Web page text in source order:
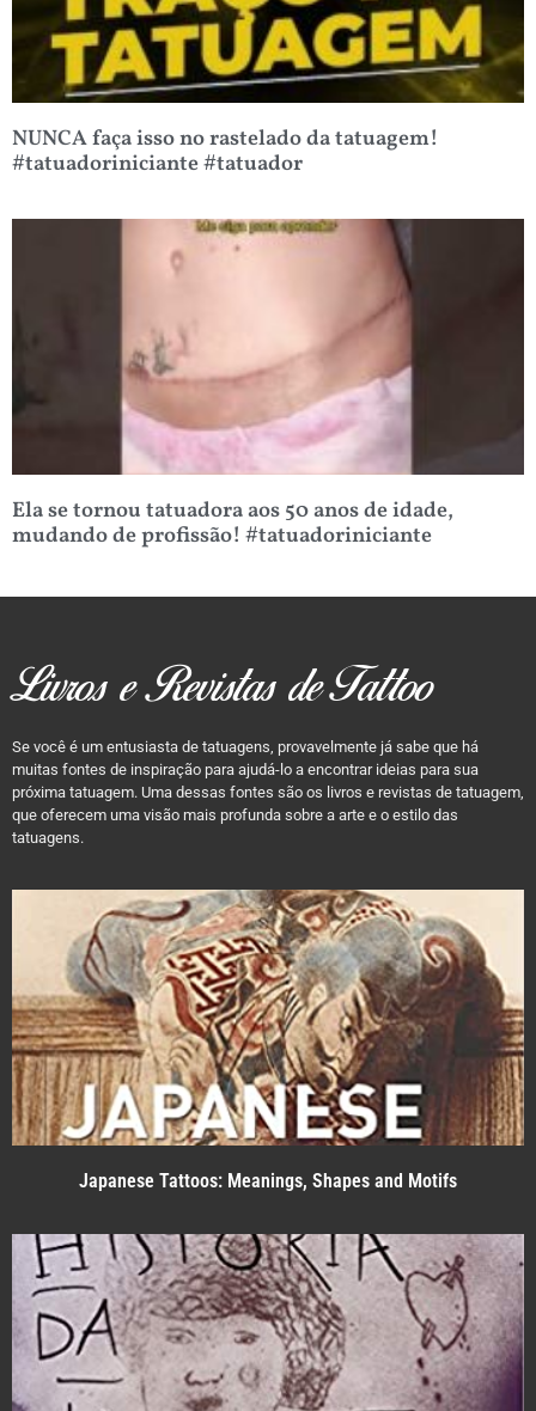
NUNCA faça isso no rastelado da tatuagem!
#tatuadoriniciante #tatuador
Ela se tornou tatuadora aos 50 anos de idade,
mudando de profissão! #tatuadoriniciante
Livros e Revistas de Tattoo
Se você é um entusiasta de tatuagens, provavelmente já sabe que há
muitas fontes de inspiração para ajudá-lo a encontrar ideias para sua
próxima tatuagem. Uma dessas fontes são os livros e revistas de tatuagem,
que oferecem uma visão mais profunda sobre a arte e o estilo das
tatuagens.
Japanese Tattoos: Meanings, Shapes and Motifs